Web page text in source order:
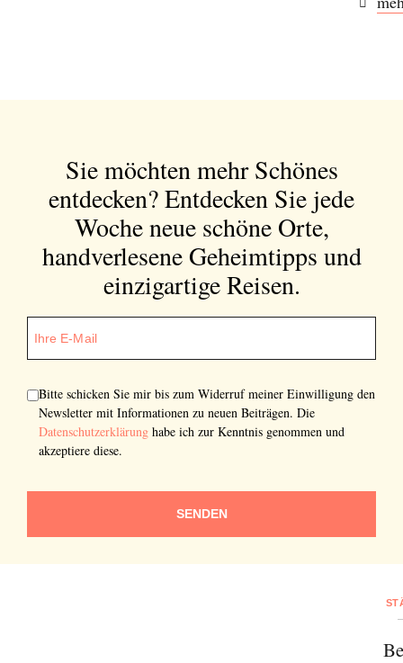
Sie möchten mehr Schönes
entdecken?Entdecken Sie jede
Woche neue schöne Orte,
handverlesene Geheimtipps und
einzigartige Reisen.
Bitte schicken Sie mir bis zum Widerruf meiner Einwilligung den
Newsletter mit Informationen zu neuen Beiträgen. Die
Datenschutzerklärung habe ich zur Kenntnis genommen und
akzeptiere diese.
SENDEN